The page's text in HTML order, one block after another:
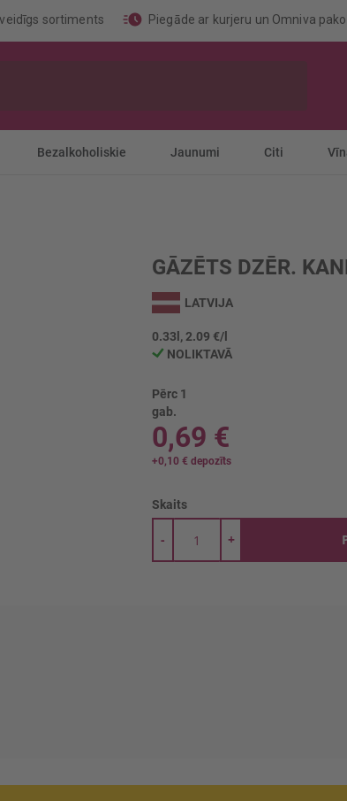
sortiments Piegāde ar kurjeru un Omniva
Bezalkoholiskie Jaunumi Citi
GĀZĒTS DZĒR.
LATVIJA
0.33l, 2.09 €/l
NOLIKTAVĀ
Pērc 1
gab.
0,69 €
+0,10 € depozīts
Skaits
+
-